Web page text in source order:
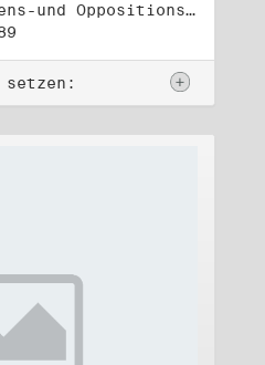
Titel: DDR-Friedens-und Oppositionsbewegung (2)